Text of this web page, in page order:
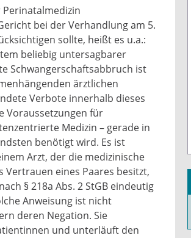
bei der Verhandlung am 5.
sollte, heißt es u.a.:
beliebig untersagbarer
Schwangerschaftsabbruch ist
ärztlichen
Verbote innerhalb dieses
Voraussetzungen für
Medizin – gerade in
benötigt wird. Es ist
Arzt, der die medizinische
Vertrauen eines Paares besitzt,
§ 218a Abs. 2 StGB eindeutig
Anweisung ist nicht
deren Negation. Sie
und unterläuft den